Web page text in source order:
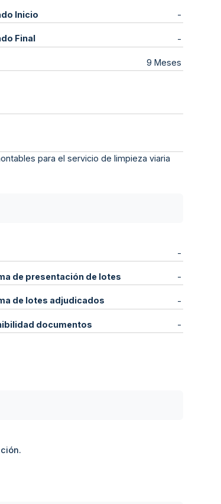
Inicio -
Final -
9 Meses
para el servicio de limpieza viaria
-
de presentación de lotes -
de lotes adjudicados -
documentos -